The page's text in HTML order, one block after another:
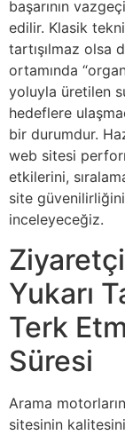
başarının
edilir. Klasik
tartışılmaz olsa
ortamında
yoluyla üretilen
hedeflere
bir durumdur.
web sitesi
etkilerini,
site
inceleyeceğiz.
Yukarı
Terk
Süresi
Arama
sitesinin